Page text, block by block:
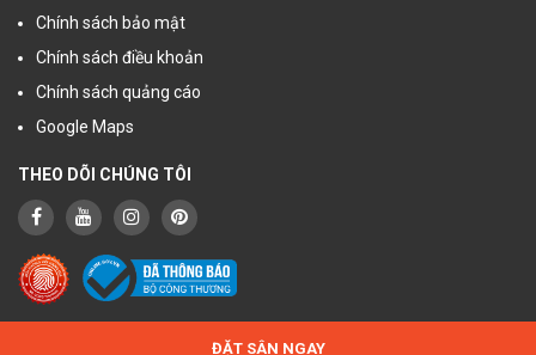
ĐẶT SÂN NGAY
Chính sách bảo mật
Chính sách điều khoản
Chính sách quảng cáo
Google Maps
THEO DÕI CHÚNG TÔI
- 2021